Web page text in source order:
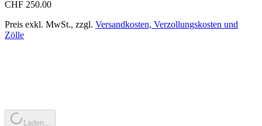
CHF 250.00
Preis exkl. MwSt., zzgl. Versandkosten, Verzollungskosten und
Zölle
Laden...